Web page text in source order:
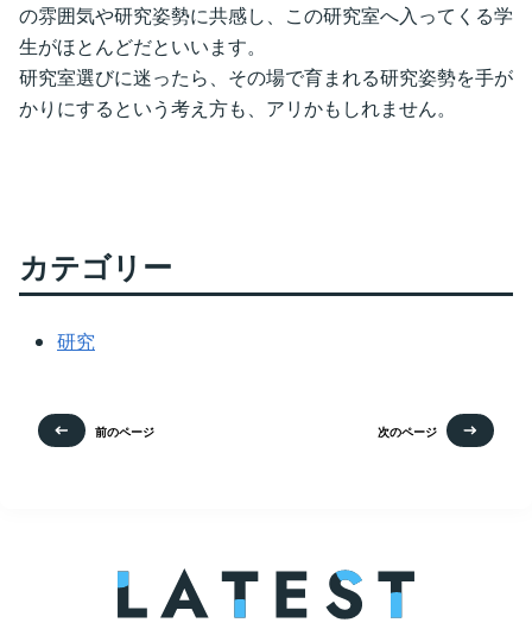
の雰囲気や研究姿勢に共感し、この研究室へ入ってくる学
生がほとんどだといいます。
研究室選びに迷ったら、その場で育まれる研究姿勢を手が
かりにするという考え方も、アリかもしれません。
カテゴリー
研究
前のページ 次のページ